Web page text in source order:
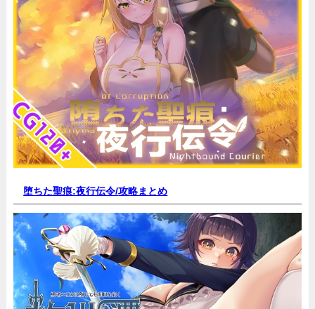
堕ちた聖痕:夜行伝令/攻略まとめ